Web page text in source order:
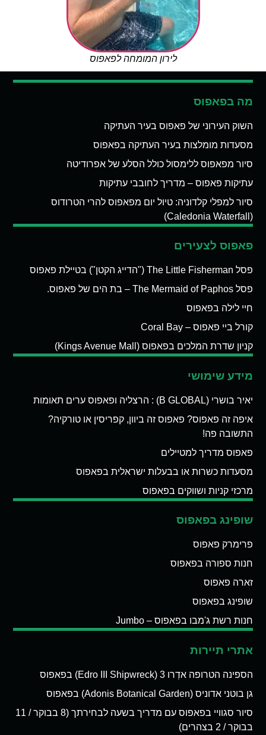
לירון המומחה לפאפוס
מה בפאפוס
השוק העירוני של פאפוס בעיר העתיקה
מסעדות מומלצות בעיר העתיקה בפאפוס
סיור מפאפוס ללימסול כולל הסלע של אפרודיטה
עתיקות פאפוס – מדריך לחובבי עתיקות
סיור למפלי קלדוניה: טיול יום מפאפוס להרי הטרודוס
(Caledonia Waterfall)
פאפוס לצעירים
פסל The Little Fisherman ("הדייג הקטן") בטיילת פאפוס
פסל The Mermaid of Paphos – בת הים של פאפוס.
חיי לילה בפאפוס
קורל ביי פאפוס – Coral Bay
קניון שדרת המלכים בפאפוס (Kings Avenue Mall)
מידע שימושי
יאיר בושרי (B GLOBAL) : הרצליה ופאפוס ערים תאומות
איפה זה פאפוס? פאפוס זה ביוון, קפריסין או טורקיה?
התשובה פה!
פאפוס מדריך למטיילים
מסעדות כשרות או בבעלות ישראלית בפאפוס
מרכזי קניות ושווקים בפאפוס
שופינג בפאפוס
פרימרק פאפוס
חנות ספורה בפאפוס
זארה פאפוס
שופינג בפאפוס
חנות רשת ג'מבו בפאפוס – Jumbo
אתרי תיירות
הספינה הטרופה אדְרו 3 (Edro III Shipwreck) בפאפוס
גן בוטני אדוניס (Adonis Botanical Garden) בפאפוס
סיור סגוויי בפאפוס עם מדריך בשעה לבחירתך (8 בבוקר / 11
בבוקר / 2 בצהרים)